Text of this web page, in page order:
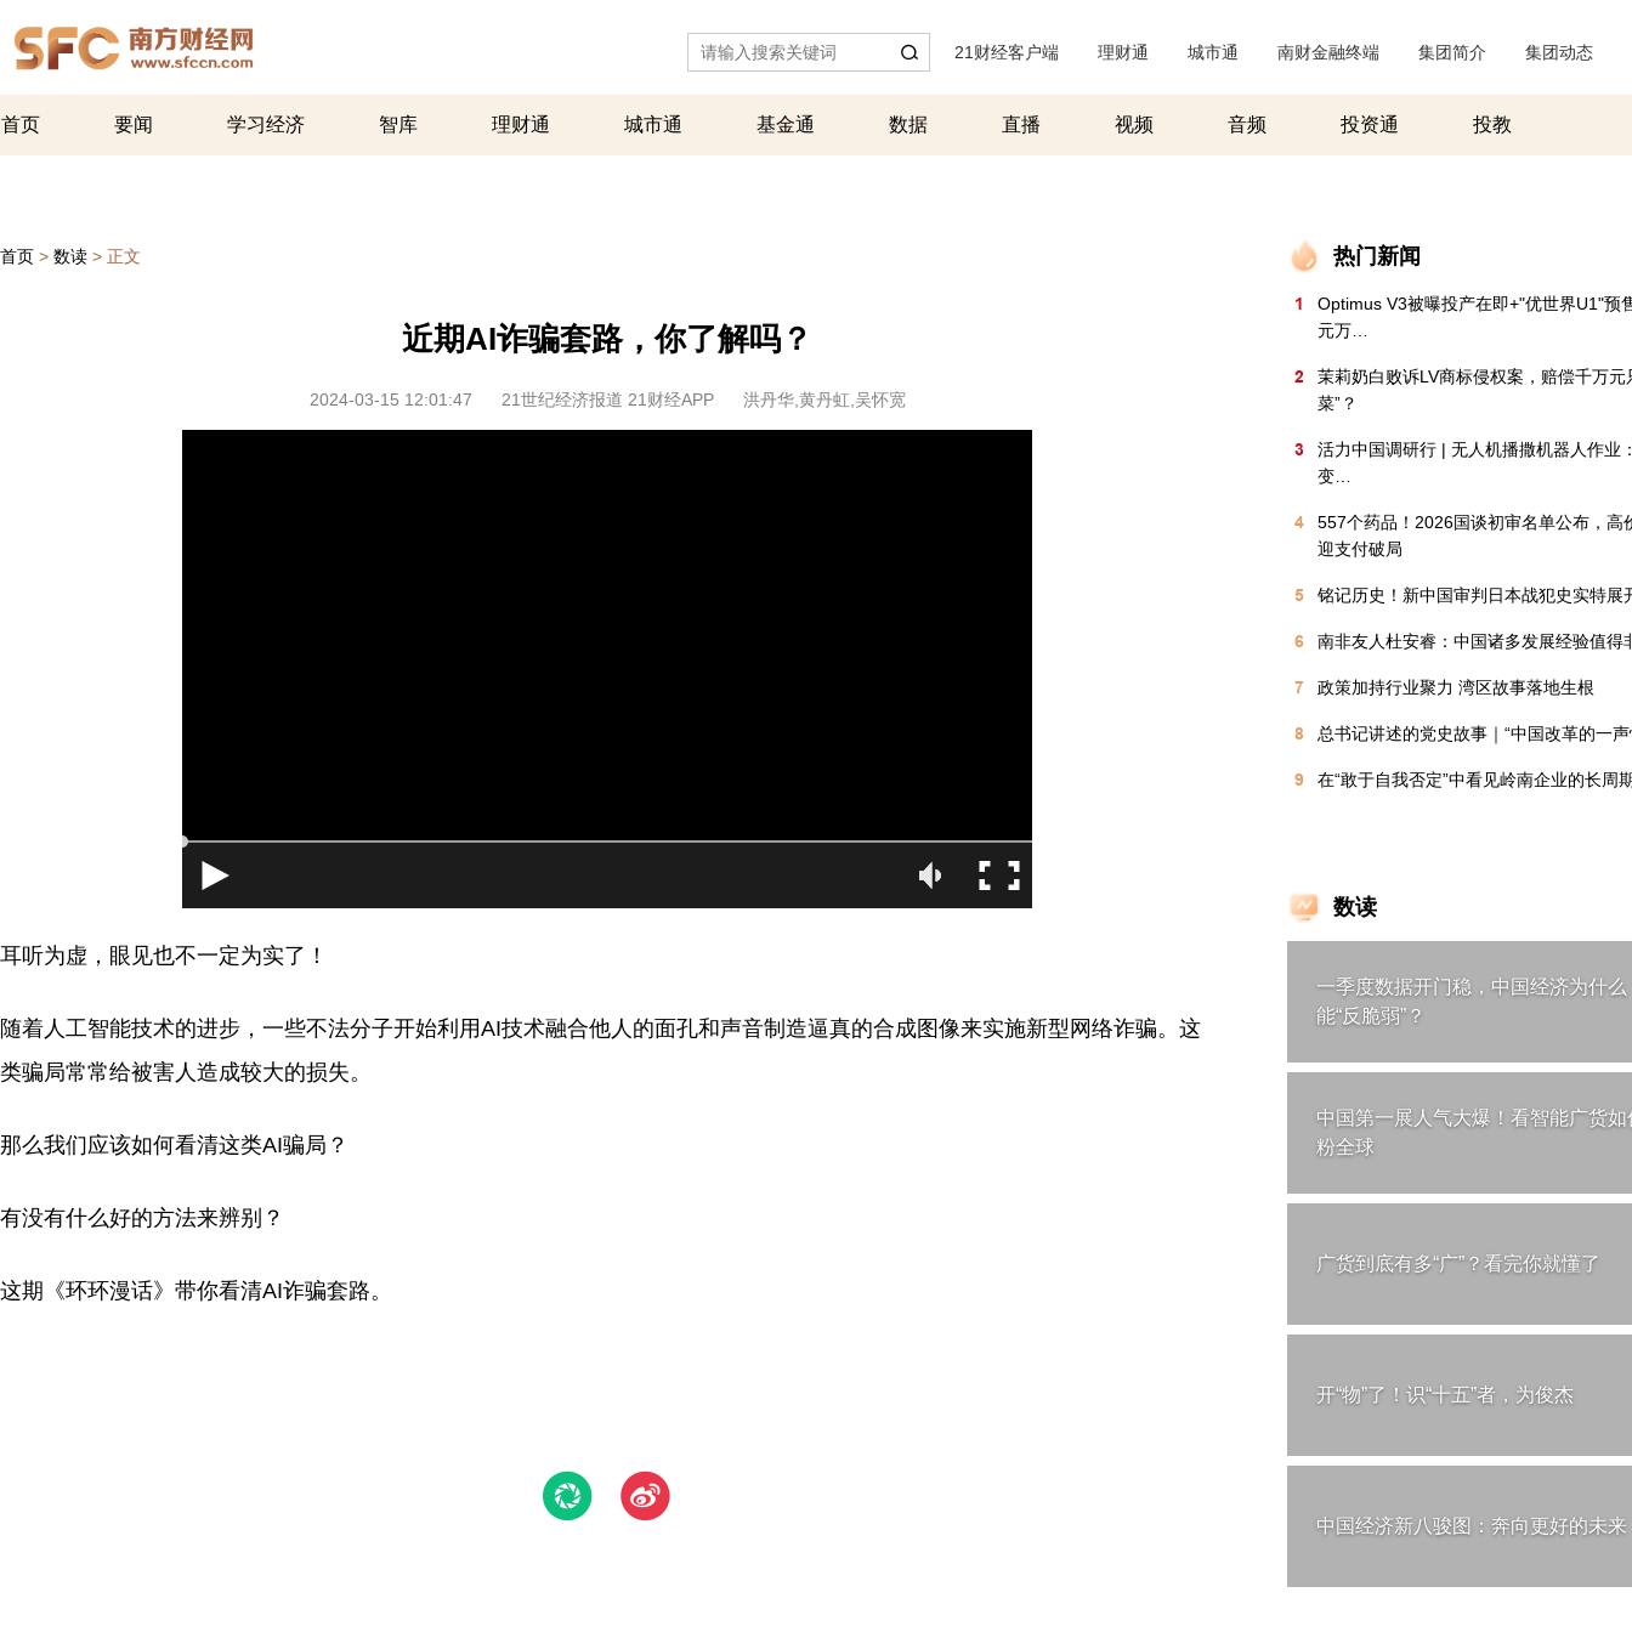
21财经客户端 理财通 城市通 南财金融终端 集团简介 集团动态
首页 要闻 学习经济 智库 理财通 城市通 基金通 数据 直播 视频 音频 投资通 投教
首页 > 数读 > 正文
近期AI诈骗套路，你了解吗？
2024-03-15 12:01:47 21世纪经济报道 21财经APP 洪丹华,黄丹虹,吴怀宽
耳听为虚，眼见也不一定为实了！
随着人工智能技术的进步，一些不法分子开始利用AI技术融合他人的面孔和声音制造逼真的合成图像来实施新型网络诈骗。这
类骗局常常给被害人造成较大的损失。
那么我们应该如何看清这类AI骗局？
有没有什么好的方法来辨别？
这期《环环漫话》带你看清AI诈骗套路。
热门新闻
1
Optimus V3被曝投产在即+"优世界U1"预
元万…
2
茉莉奶白败诉LV商标侵权案，赔偿千万元
菜”？
3
活力中国调研行 | 无人机播撒机器人作业
变…
4
557个药品！2026国谈初审名单公布，高
迎支付破局
5 铭记历史！新中国审判日本战犯史实特展
6 南非友人杜安睿：中国诸多发展经验值得
7 政策加持行业聚力 湾区故事落地生根
8 总书记讲述的党史故事｜“中国改革的一声
9 在“敢于自我否定”中看见岭南企业的长周
数读
一季度数据开门稳，中国经济为什么
能“反脆弱”？
中国第一展人气大爆！看智能广货如
粉全球
广货到底有多“广”？看完你就懂了
开“物”了！识“十五”者，为俊杰
中国经济新八骏图：奔向更好的未来